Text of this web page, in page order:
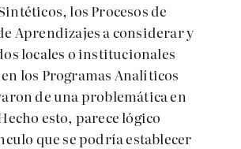
los Procesos de
Aprendizajes a considerar y
locales o institucionales
los Programas Analíticos
de una problemática en
esto, parece lógico
que se podría establecer